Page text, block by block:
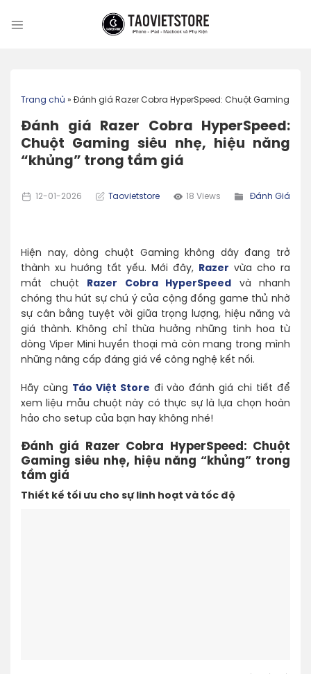
Trang chủ » Đánh giá Razer Cobra HyperSpeed: Chuột Gaming
Đánh giá Razer Cobra HyperSpeed:
Chuột Gaming siêu nhẹ, hiệu năng
“khủng” trong tầm giá
12-01-2026 Taovietstore 18 Views Đánh Giá
Hiện nay, dòng chuột Gaming không dây đang trở
thành xu hướng tất yếu. Mới đây, Razer vừa cho ra
mắt chuột Razer Cobra HyperSpeed và nhanh
chóng thu hút sự chú ý của cộng đồng game thủ nhờ
sự cân bằng tuyệt vời giữa trọng lượng, hiệu năng và
giá thành. Không chỉ thừa hưởng những tinh hoa từ
dòng Viper Mini huyền thoại mà còn mang trong mình
những nâng cấp đáng giá về công nghệ kết nối.
Hãy cùng Táo Việt Store đi vào đánh giá chi tiết để
xem liệu mẫu chuột này có thực sự là lựa chọn hoàn
hảo cho setup của bạn hay không nhé!
Đánh giá Razer Cobra HyperSpeed: Chuột
Gaming siêu nhẹ, hiệu năng “khủng” trong
tầm giá
Thiết kế tối ưu cho sự linh hoạt và tốc độ